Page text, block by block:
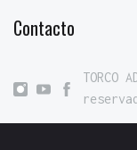
Contacto
TORCO